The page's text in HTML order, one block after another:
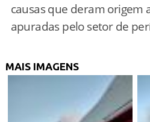
causas que deram origem
apuradas pelo setor de
MAIS IMAGENS